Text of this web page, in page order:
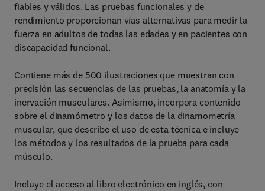
fiables y válidos. Las pruebas funcionales y de
rendimiento proporcionan vías alternativas para medir la
fuerza en adultos de todas las edades y en pacientes con
discapacidad funcional.
Contiene más de 500 ilustraciones que muestran con
precisión las secuencias de las pruebas, la anatomía y la
inervación musculares. Asimismo, incorpora contenido
sobre el dinamómetro y los datos de la dinamometría
muscular, que describe el uso de esta técnica e incluye
los métodos y los resultados de la prueba para cada
músculo.
Incluye el acceso al libro electrónico en inglés, con